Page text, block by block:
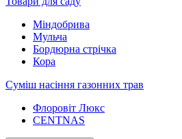
Міндобрива
Мульча
Бордюрна стрічка
Кора
Суміш насіння газонних трав
Флоровіт Люкс
СENTNAS